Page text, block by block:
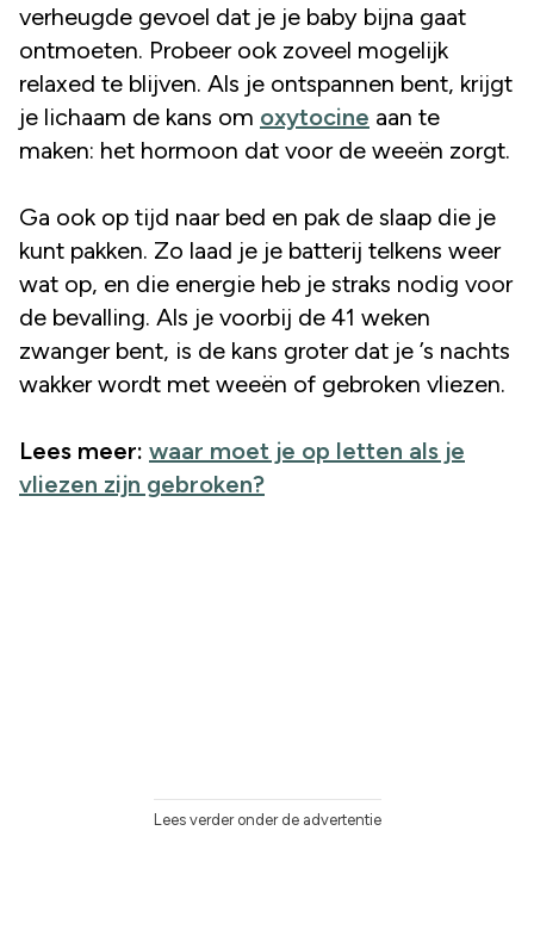
verheugde gevoel dat je je baby bijna gaat
ontmoeten. Probeer ook zoveel mogelijk
relaxed te blijven. Als je ontspannen bent, krijgt
je lichaam de kans om oxytocine aan te
maken: het hormoon dat voor de weeën zorgt.
Ga ook op tijd naar bed en pak de slaap die je
kunt pakken. Zo laad je je batterij telkens weer
wat op, en die energie heb je straks nodig voor
de bevalling. Als je voorbij de 41 weken
zwanger bent, is de kans groter dat je ’s nachts
wakker wordt met weeën of gebroken vliezen.
Lees meer: waar moet je op letten als je
vliezen zijn gebroken?
Lees verder onder de advertentie